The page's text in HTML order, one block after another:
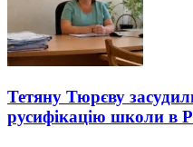
Тетяну Тюрєву
русифікацію школи в